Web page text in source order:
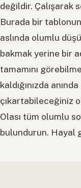
değildir. Çalışarak
Burada bir
aslında olumlu
bakmak yerine bir
tamamını
kaldığınızda
çıkartabileceğiniz
Olası tüm olumlu
bulundurun. Hayal